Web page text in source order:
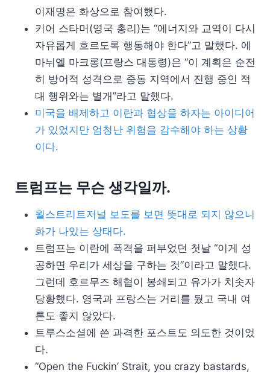
이재명은 화상으로 참여했다.
키어 스타머(영국 총리)는 “에너지와 교역이 다시
자유롭게 흐르도록 행동해야 한다”고 말했다. 에
마뉘엘 마크롱(프랑스 대통령)은 “이 계획은 순전
히 방어적 성격으로 중동 지역에서 진행 중인 적
대 행위와는 별개”라고 말했다.
미국을 배제하고 이란과 협상을 하자는 아이디어
가 있었지만 엄청난 위험을 감수해야 하는 상황
이다.
트럼프는 무슨 생각일까.
월스트리트저널 보도를 보면 뜻대로 되지 않으니
화가 나있는 상태다.
트럼프는 이란에 폭격을 퍼부었던 첫날 “이게 성
공하면 우리가 세상을 구하는 것”이라고 말했다.
그런데 호르무즈 해협이 봉쇄되고 유가가 치솟자
당황했다. 영국과 프랑스는 거리를 뒀고 국내 여
론도 좋지 않았다.
트루스소셜에 쓴 과격한 포스트도 의도한 것이었
다.
“Open the Fuckin’ Strait, you crazy bastards,